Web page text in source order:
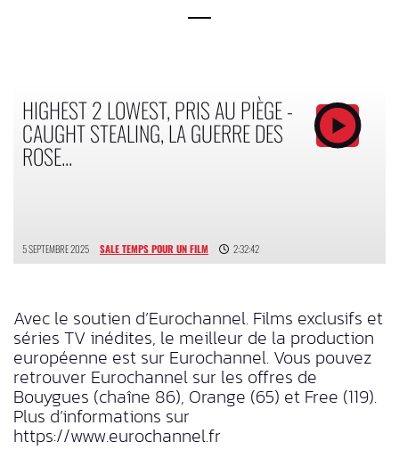
HIGHEST 2 LOWEST, PRIS AU PIÈGE -
CAUGHT STEALING, LA GUERRE DES
ROSE...
5 SEPTEMBRE 2025 SALE TEMPS POUR UN FILM 2:32:42
Avec le soutien d’Eurochannel. Films exclusifs et
séries TV inédites, le meilleur de la production
européenne est sur Eurochannel. Vous pouvez
retrouver Eurochannel sur les offres de
Bouygues (chaîne 86), Orange (65) et Free (119).
Plus d’informations sur
https://www.eurochannel.fr